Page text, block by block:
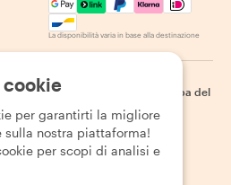
La disponibilità varia in base alla destinazione
sulla privacy
Mappa del
cookie
per garantirti la migliore
sulla nostra piattaforma!
per scopi di analisi e